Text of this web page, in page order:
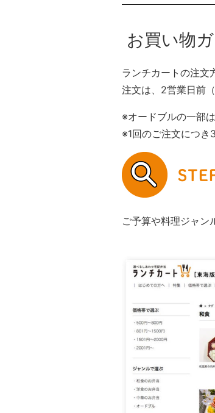
お買い物
ランチカートの注文
注文は、2営業日前
※オードブルの一部
※1回のご注文につき
ご予算や料理ジャン